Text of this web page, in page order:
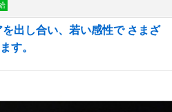
出し合い、若い感性で さまざ
す。